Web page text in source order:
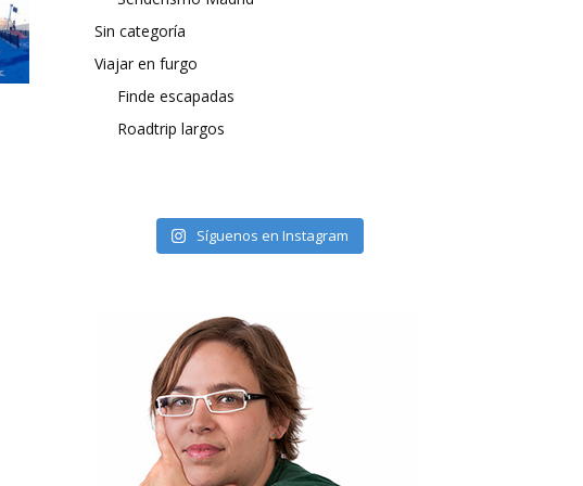
Sin categoría
Viajar en furgo
Finde escapadas
Roadtrip largos
Síguenos en Instagram